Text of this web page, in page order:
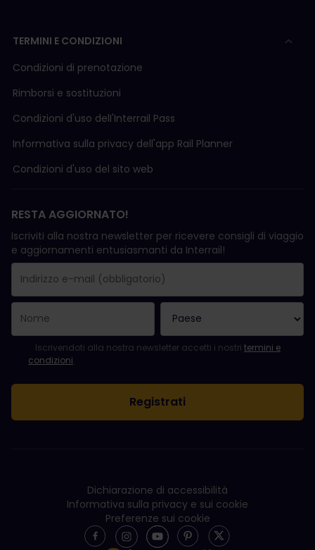
TERMINI E CONDIZIONI
Condizioni di prenotazione
Rimborsi e sostituzioni
Condizioni d'uso delI'Interrail Pass
Informativa sulla privacy dell'app Rail Planner
Condizioni d'uso del sito web
RESTA AGGIORNATO!
Iscriviti alla nostra newsletter per ricevere consigli di viaggio
e aggiornamenti entusiasmanti da Interrail!
Il campo "Indirizzo e-mail" è obbligatorio.
L'indirizzo e-mail non è valido.
Si è verificato un errore durante l'iscrizione alla newsletter.
Sei già iscritto a questa newsletter!
Per iscriversi alla newsletter, accettare i termini e le condizioni.
Iscrivendoti alla nostra newsletter accetti i nostri termini e
condizioni.
Dichiarazione di accessibilità
Informativa sulla privacy e sui cookie
Preferenze sui cookie